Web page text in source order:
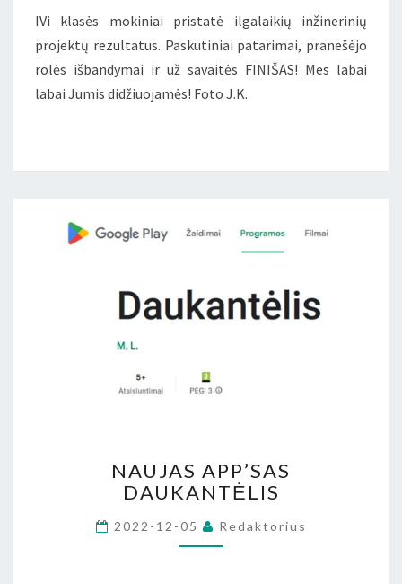
IVi klasės mokiniai pristatė ilgalaikių inžinerinių
projektų rezultatus. Paskutiniai patarimai, pranešėjo
rolės išbandymai ir už savaitės FINIŠAS! Mes labai
labai Jumis didžiuojamės! Foto J.K.
APP’SAS
DAUKANTĖLIS
NAUJAS APP’SAS
DAUKANTĖLIS
2022-12-05 Redaktorius